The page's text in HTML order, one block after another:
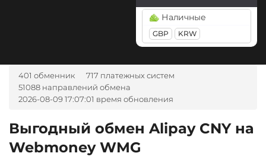
Tron (TRX)
TrueUSD (TUSD)
ERC20
Uniswap (UNI)
BGN
CZK GEL
NOK
TJS
UZS
RON
А-Банк UAH
Альфа-Банк
RUB
Наличные
GBP KRW
401 обменник
717 платежных систем
51088 направлений обмена
2026-08-09 17:07:01 время обновления
Выгодный обмен Alipay CNY на
Webmoney WMG